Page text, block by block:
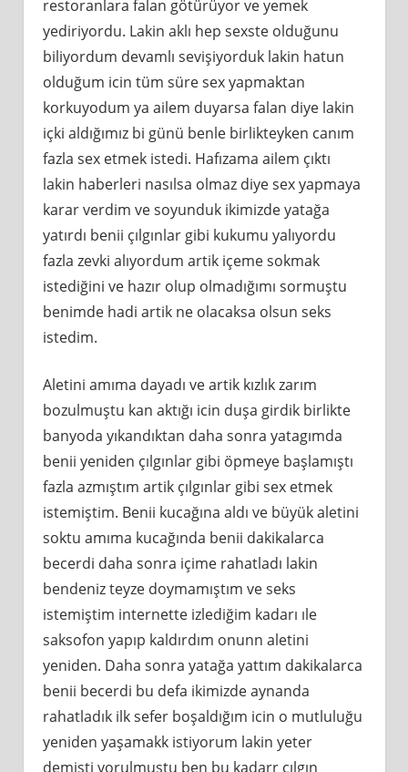
restoranlara falan götürüyor ve yemek
yediriyordu. Lakin aklı hep sexste olduğunu
biliyordum devamlı sevişiyorduk lakin hatun
olduğum icin tüm süre sex yapmaktan
korkuyodum ya ailem duyarsa falan diye lakin
içki aldığımız bi günü benle birlikteyken canım
fazla sex etmek istedi. Hafızama ailem çıktı
lakin haberleri nasılsa olmaz diye sex yapmaya
karar verdim ve soyunduk ikimizde yatağa
yatırdı benii çılgınlar gibi kukumu yalıyordu
fazla zevki alıyordum artik içeme sokmak
istediğini ve hazır olup olmadığımı sormuştu
benimde hadi artik ne olacaksa olsun seks
istedim.
Aletini amıma dayadı ve artik kızlık zarım
bozulmuştu kan aktığı icin duşa girdik birlikte
banyoda yıkandıktan daha sonra yatagımda
benii yeniden çılgınlar gibi öpmeye başlamıştı
fazla azmıştım artik çılgınlar gibi sex etmek
istemiştim. Benii kucağına aldı ve büyük aletini
soktu amıma kucağında benii dakikalarca
becerdi daha sonra içime rahatladı lakin
bendeniz teyze doymamıştım ve seks
istemiştim internette izlediğim kadarı ıle
saksofon yapıp kaldırdım onunn aletini
yeniden. Daha sonra yatağa yattım dakikalarca
benii becerdi bu defa ikimizde aynanda
rahatladık ilk sefer boşaldığım icin o mutluluğu
yeniden yaşamakk istiyorum lakin yeter
demişti yorulmuştu ben bu kadarr çılgın